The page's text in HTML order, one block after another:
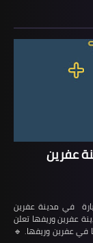
عفرين
في مدينة عفرين
عفرين وريفها تعلن
عفرين وريفها. 🔹